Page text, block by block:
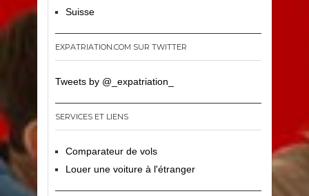
Suisse
EXPATRIATION.COM SUR TWITTER
Tweets by @_expatriation_
SERVICES ET LIENS
Comparateur de vols
Louer une voiture à l'étranger